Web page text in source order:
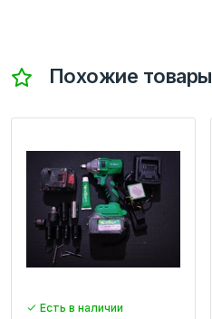
Похожие товары
Есть в наличии